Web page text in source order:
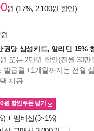
원 (17%, 2,100원 할인)
원
권당 삼성카드, 알라딘 15%
또는 2만원 할인(전월 30만
발급월 +1개월까지는 전월
제공
원 할인쿠폰 받기
+ 멤버십(3~1%)